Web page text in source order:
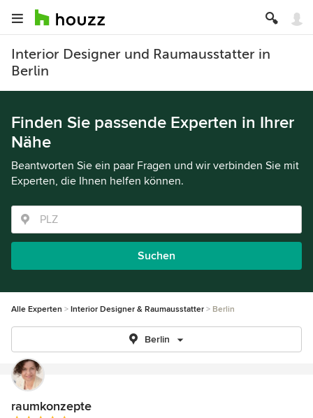
Interior Designer und Raumausstatter in
Berlin
Finden Sie passende Experten in Ihrer
Nähe
Beantworten Sie ein paar Fragen und wir verbinden Sie mit
Experten, die Ihnen helfen können.
Suchen
Alle Experten Interior Designer & Raumausstatter Berlin
Berlin
raumkonzepte